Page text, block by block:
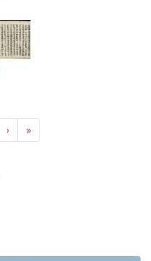
Next
page
›
Last
page
»